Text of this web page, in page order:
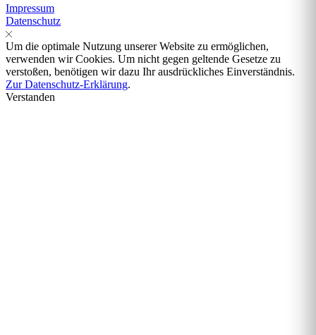
Impressum
Datenschutz
Um die optimale Nutzung unserer Website zu ermöglichen,
verwenden wir Cookies. Um nicht gegen geltende Gesetze zu
verstoßen, benötigen wir dazu Ihr ausdrückliches Einverständnis.
Zur Datenschutz-Erklärung.
Verstanden